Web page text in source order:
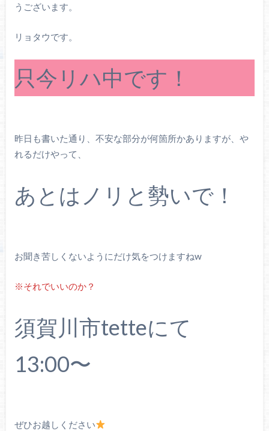
うございます。
リョタウです。
只今リハ中です！
昨日も書いた通り、不安な部分が何箇所かありますが、や
れるだけやって、
あとはノリと勢いで！
お聞き苦しくないようにだけ気をつけますねw
※それでいいのか？
須賀川市tetteにて
13:00〜
ぜひお越しください